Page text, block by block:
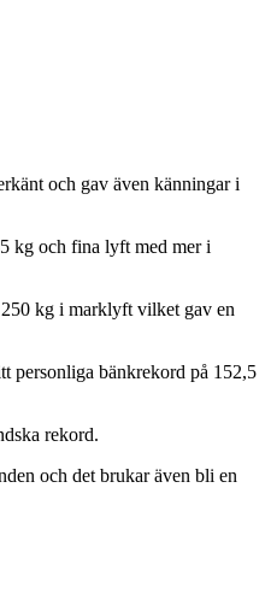
och gav även känningar i
kg och fina lyft med mer i
kg i marklyft vilket gav en
personliga bänkrekord på 152,5
rekord.
och det brukar även bli en